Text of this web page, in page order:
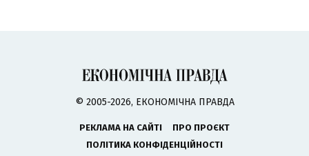
© 2005-2026, ЕКОНОМІЧНА ПРАВДА
РЕКЛАМА НА САЙТІ
ПРО ПРОЄКТ
ПОЛІТИКА КОНФІДЕНЦІЙНОСТІ